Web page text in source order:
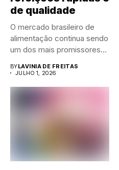
de qualidade
O mercado brasileiro de
alimentação continua sendo
um dos mais promissores
BYLAVINIA DE FREITAS
JULHO 1, 2026